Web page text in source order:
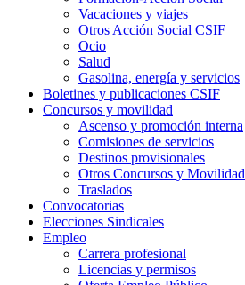
Vacaciones y viajes
Otros Acción Social CSIF
Ocio
Salud
Gasolina, energía y servicios
Boletines y publicaciones CSIF
Concursos y movilidad
Ascenso y promoción interna
Comisiones de servicios
Destinos provisionales
Otros Concursos y Movilidad
Traslados
Convocatorias
Elecciones Sindicales
Empleo
Carrera profesional
Licencias y permisos